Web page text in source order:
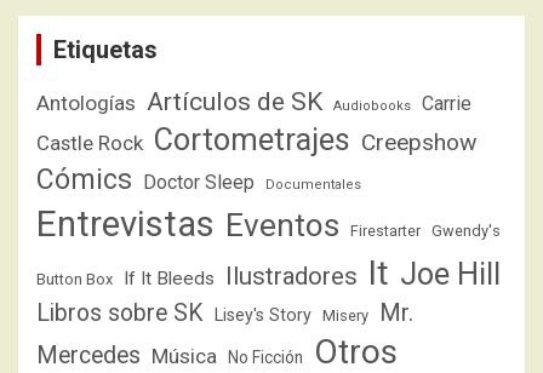
Etiquetas
Antologías Artículos de SK Audiobooks Carrie
Castle Rock Cortometrajes Creepshow
Cómics Doctor Sleep Documentales
Entrevistas Eventos Firestarter Gwendy's
Button Box If It Bleeds Ilustradores It Joe Hill
Libros sobre SK Lisey's Story Misery
Mr.
Mercedes Música No Ficción
Otros